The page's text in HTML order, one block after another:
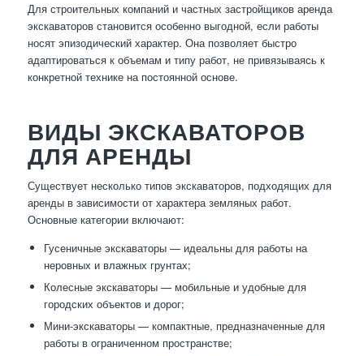
Для строительных компаний и частных застройщиков аренда
экскаваторов становится особенно выгодной, если работы
носят эпизодический характер. Она позволяет быстро
адаптироваться к объемам и типу работ, не привязываясь к
конкретной технике на постоянной основе.
ВИДЫ ЭКСКАВАТОРОВ
ДЛЯ АРЕНДЫ
Существует несколько типов экскаваторов, подходящих для
аренды в зависимости от характера земляных работ.
Основные категории включают:
Гусеничные экскаваторы — идеальны для работы на
неровных и влажных грунтах;
Колесные экскаваторы — мобильные и удобные для
городских объектов и дорог;
Мини-экскаваторы — компактные, предназначенные для
работы в ограниченном пространстве;